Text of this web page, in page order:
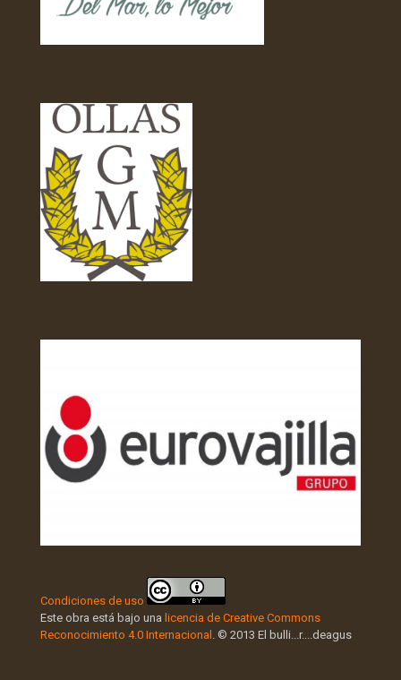
Condiciones de uso
Este obra está bajo una licencia de Creative Commons
Reconocimiento 4.0 Internacional . © 2013 El bulli...r....deagus